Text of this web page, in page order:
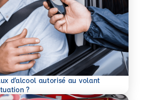
d’alcool autorisé au volant
?